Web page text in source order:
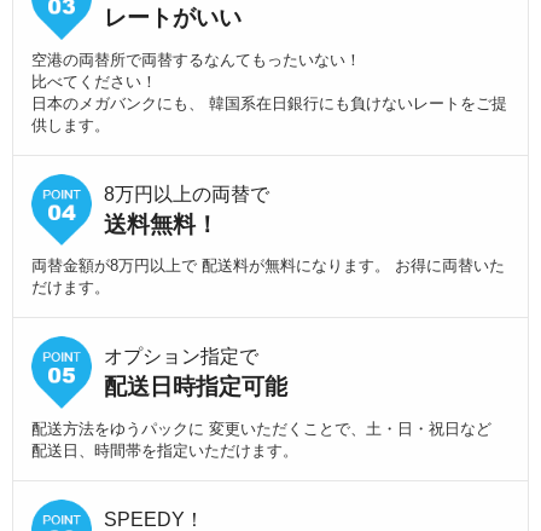
レートがいい
空港の両替所で両替するなんてもったいない！
比べてください！
日本のメガバンクにも、 韓国系在日銀行にも負けないレートをご提
供します。
8万円以上の両替で
送料無料！
両替金額が8万円以上で 配送料が無料になります。 お得に両替いた
だけます。
オプション指定で
配送日時指定可能
配送方法をゆうパックに 変更いただくことで、土・日・祝日など
配送日、時間帯を指定いただけます。
SPEEDY！